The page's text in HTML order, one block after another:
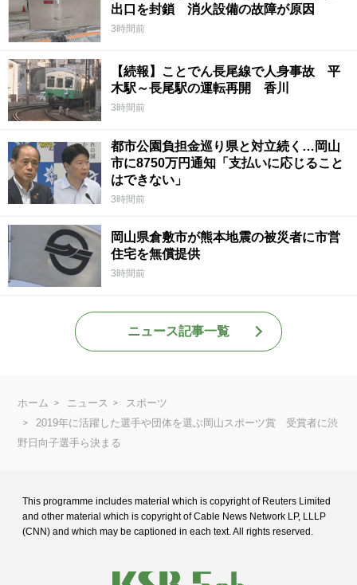
出口を封鎖 消火設備の故障が原因
3時間前
【続報】ことでん長尾線で人身事故 平
木駅～長尾駅の運転再開 香川
3時間前
都市公園負担金巡り県と対立続く…岡山
市に8750万円通知「支払いに応じること
はできない」
3時間前
岡山県倉敷市が熊本地震の被災者に市営
住宅を無償提供
3時間前
ニュース記事一覧
ホーム ニュース
スポーツ
2019年に活躍した選手や団体を選ぶ岡山スポーツ賞 受賞者に渋
野日向子選手ら決まる
This programme includes material which is copyright of Reuters Limited
and other material which is copyright of Cable News Network LP, LLLP
(CNN) and which may be captioned in each text. All rights reserved.